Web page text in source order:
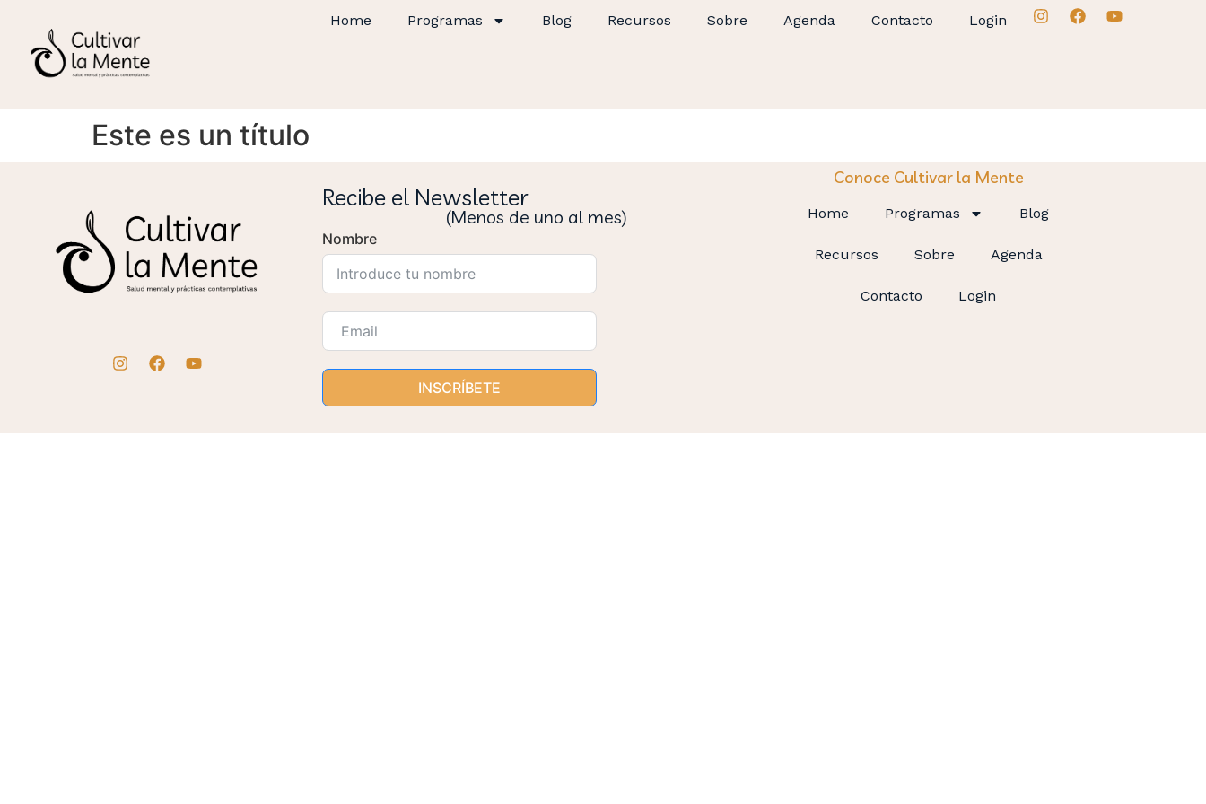
Home Programas Blog Recursos Sobre Agenda Contacto Login
Este es un título
Recibe el Newsletter
(Menos de uno al mes)
Nombre
INSCRÍBETE
Conoce Cultivar la Mente
Home Programas Blog
Recursos Sobre Agenda
Contacto Login